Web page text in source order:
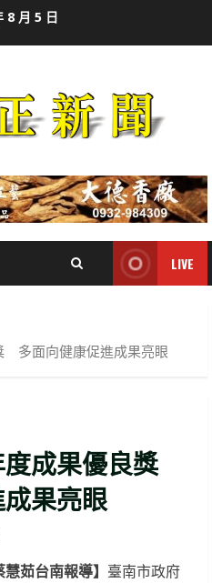
8 月 5 日
LIVE
多面向健康促進成果亮眼
成果優良獎
果亮眼
茹台南報導】 臺南市政府